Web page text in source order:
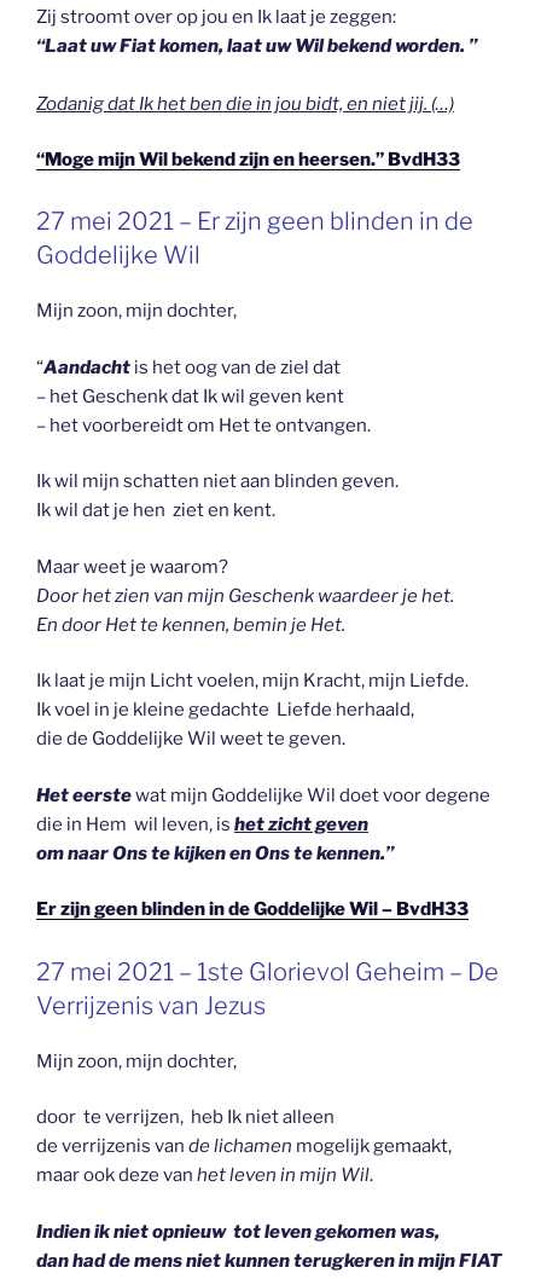
Zij stroomt over op jou en Ik laat je zeggen:
“Laat uw Fiat komen, laat uw Wil bekend worden. ”
Zodanig dat Ik het ben die in jou bidt, en niet jij. (…)
“Moge mijn Wil bekend zijn en heersen.” BvdH33
GEPLAATST
OP
27 mei 2021 – Er zijn geen blinden in de
Goddelijke Wil
Mijn zoon, mijn dochter,
“Aandacht is het oog van de ziel dat
– het Geschenk dat Ik wil geven kent
– het voorbereidt om Het te ontvangen.
Ik wil mijn schatten niet aan blinden geven.
Ik wil dat je hen ziet en kent.
Maar weet je waarom?
Door het zien van mijn Geschenk waardeer je het.
En door Het te kennen, bemin je Het.
Ik laat je mijn Licht voelen, mijn Kracht, mijn Liefde.
Ik voel in je kleine gedachte Liefde herhaald,
die de Goddelijke Wil weet te geven.
Het eerstewat mijn Goddelijke Wil doet voor degene
die in Hem wil leven, is het zicht geven
om naar Ons te kijken en Ons te kennen.”
Er zijn geen blinden in de Goddelijke Wil – BvdH33
GEPLAATST
OP
27 mei 2021 – 1ste Glorievol Geheim – De
Verrijzenis van Jezus
Mijn zoon, mijn dochter,
door te verrijzen, heb Ik niet alleen
de verrijzenis van de lichamen mogelijk gemaakt,
maar ook deze van het leven in mijn Wil.
Indien ik niet opnieuw tot leven gekomen was,
dan had de mens niet kunnen terugkeren in mijn FIAT